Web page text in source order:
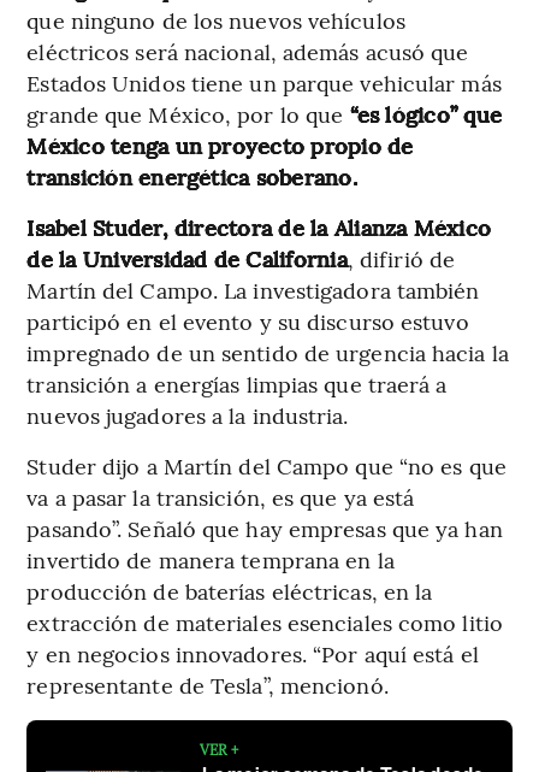
que ninguno de los nuevos vehículos
eléctricos será nacional, además acusó que
Estados Unidos tiene un parque vehicular más
grande que México, por lo que “es lógico” que
México tenga un proyecto propio de
transición energética soberano.
Isabel Studer, directora de la Alianza México
de la Universidad de California, difirió de
Martín del Campo. La investigadora también
participó en el evento y su discurso estuvo
impregnado de un sentido de urgencia hacia la
transición a energías limpias que traerá a
nuevos jugadores a la industria.
Studer dijo a Martín del Campo que “no es que
va a pasar la transición, es que ya está
pasando”. Señaló que hay empresas que ya han
invertido de manera temprana en la
producción de baterías eléctricas, en la
extracción de materiales esenciales como litio
y en negocios innovadores. “Por aquí está el
representante de Tesla”, mencionó.
VER +